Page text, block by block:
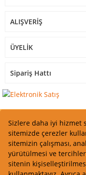
Sizlere daha iyi hizmet
sitemizde çerezler
sitemizin çalışması,
yürütülmesi ve
sitenin
ALIŞVERİŞ
ÜYELİK
Sipariş Hattı
Start Elektronik
Resimler Yazılar ve
Kredi kartı bilgileriniz